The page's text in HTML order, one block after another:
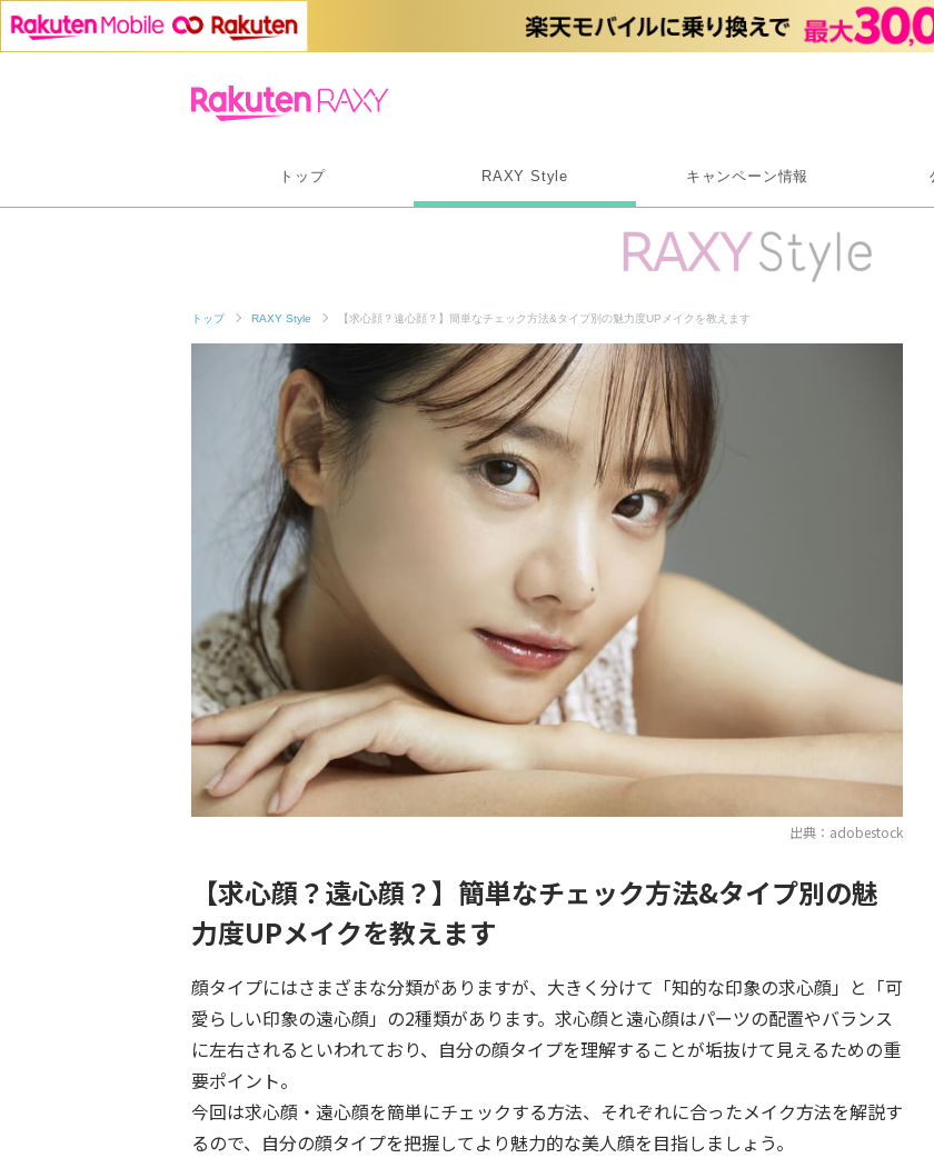
トップ RAXY Style キャンペーン情報
トップ RAXY Style 【求心顔？遠心顔？】簡単なチェック方法&タイプ別の魅力度UPメイクを教えます
出典：adobestock
【求心顔？遠心顔？】簡単なチェック方法&タイプ別の魅
力度UPメイクを教えます
顔タイプにはさまざまな分類がありますが、大きく分けて「知的な印象の求心顔」と「可
愛らしい印象の遠心顔」の2種類があります。求心顔と遠心顔はパーツの配置やバランス
に左右されるといわれており、自分の顔タイプを理解することが垢抜けて見えるための重
要ポイント。
今回は求心顔・遠心顔を簡単にチェックする方法、それぞれに合ったメイク方法を解説す
るので、自分の顔タイプを把握してより魅力的な美人顔を目指しましょう。